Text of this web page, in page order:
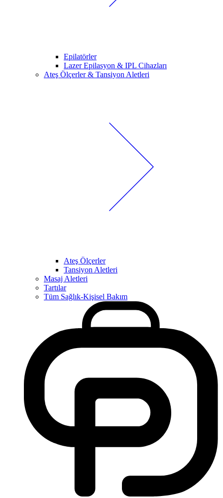
Epilatörler
Lazer Epilasyon & IPL Cihazları
Ateş Ölçerler & Tansiyon Aletleri
Ateş Ölçerler
Tansiyon Aletleri
Masaj Aletleri
Tartılar
Tüm Sağlık-Kişisel Bakım